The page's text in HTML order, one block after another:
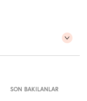
SON BAKILANLAR